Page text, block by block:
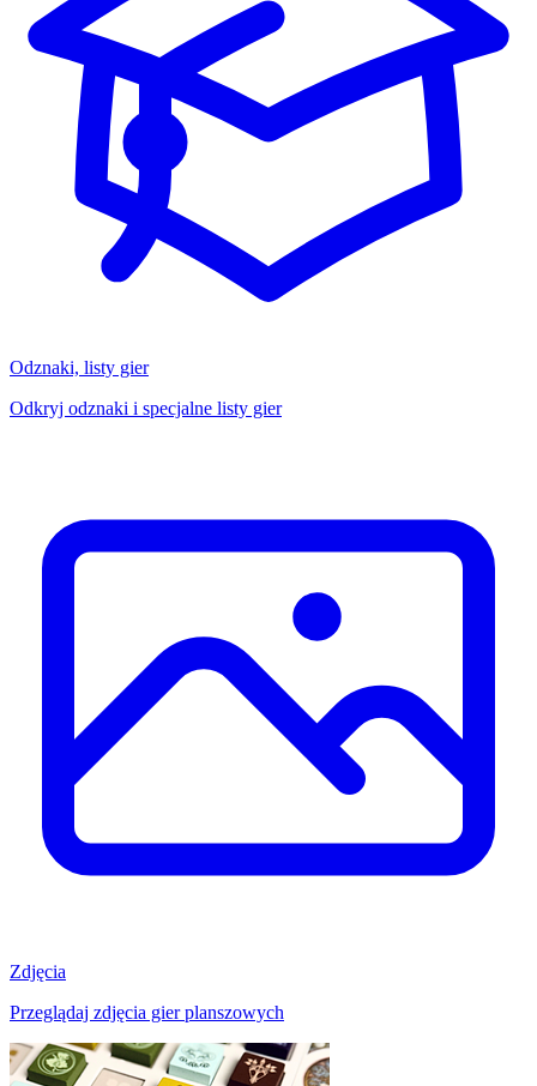
Odznaki, listy gier
Odkryj odznaki i specjalne listy gier
Zdjęcia
Przeglądaj zdjęcia gier planszowych